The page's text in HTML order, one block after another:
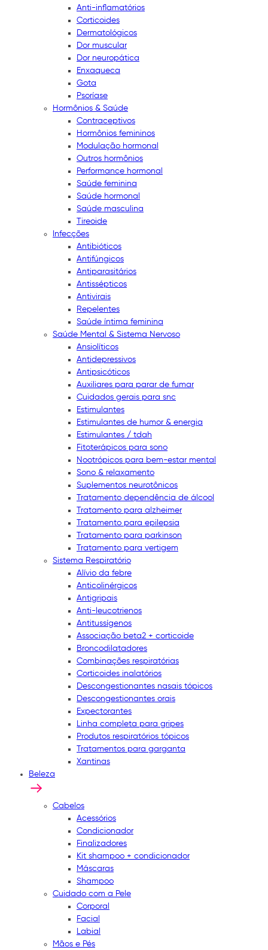
Anti-inflamatórios
Corticoides
Dermatológicos
Dor muscular
Dor neuropática
Enxaqueca
Gota
Psoríase
Hormônios & Saúde
Contraceptivos
Hormônios femininos
Modulação hormonal
Outros hormônios
Performance hormonal
Saúde feminina
Saúde hormonal
Saúde masculina
Tireoide
Infecções
Antibióticos
Antifúngicos
Antiparasitários
Antissépticos
Antivirais
Repelentes
Saúde íntima feminina
Saúde Mental & Sistema Nervoso
Ansiolíticos
Antidepressivos
Antipsicóticos
Auxiliares para parar de fumar
Cuidados gerais para snc
Estimulantes
Estimulantes de humor & energia
Estimulantes / tdah
Fitoterápicos para sono
Nootrópicos para bem-estar mental
Sono & relaxamento
Suplementos neurotônicos
Tratamento dependência de álcool
Tratamento para alzheimer
Tratamento para epilepsia
Tratamento para parkinson
Tratamento para vertigem
Sistema Respiratório
Alívio da febre
Anticolinérgicos
Antigripais
Anti-leucotrienos
Antitussígenos
Associação beta2 + corticoide
Broncodilatadores
Combinações respiratórias
Corticoides inalatórios
Descongestionantes nasais tópicos
Descongestionantes orais
Expectorantes
Linha completa para gripes
Produtos respiratórios tópicos
Tratamentos para garganta
Xantinas
Beleza
Cabelos
Acessórios
Condicionador
Finalizadores
Kit shampoo + condicionador
Máscaras
Shampoo
Cuidado com a Pele
Corporal
Facial
Labial
Mãos e Pés